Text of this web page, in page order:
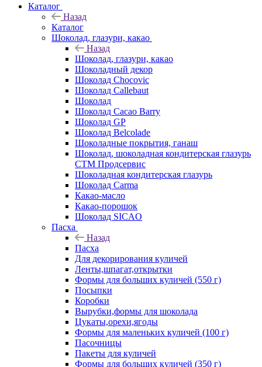
Каталог
Назад
Каталог
Шоколад, глазури, какао
Назад
Шоколад, глазури, какао
Шоколадный декор
Шоколад Chocovic
Шоколад Callebaut
Шоколад
Шоколад Cacao Barry
Шоколад GP
Шоколад Belcolade
Шоколадные покрытия, ганаш
Шоколад, шоколадная кондитерская глазурь
СТМ Продсервис
Шоколадная кондитерская глазурь
Шоколад Carma
Какао-масло
Какао-порошок
Шоколад SICAO
Пасха
Назад
Пасха
Для декорирования куличей
Ленты,шпагат,открытки
Формы для больших куличей (550 г)
Посыпки
Коробки
Вырубки,формы для шоколада
Цукаты,орехи,ягоды
Формы для маленьких куличей (100 г)
Пасочницы
Пакеты для куличей
Формы для больших куличей (350 г)